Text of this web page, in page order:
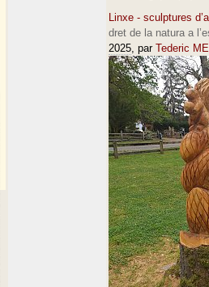
Linxe - sculptures
dret de la natura a
2025, par Tederic